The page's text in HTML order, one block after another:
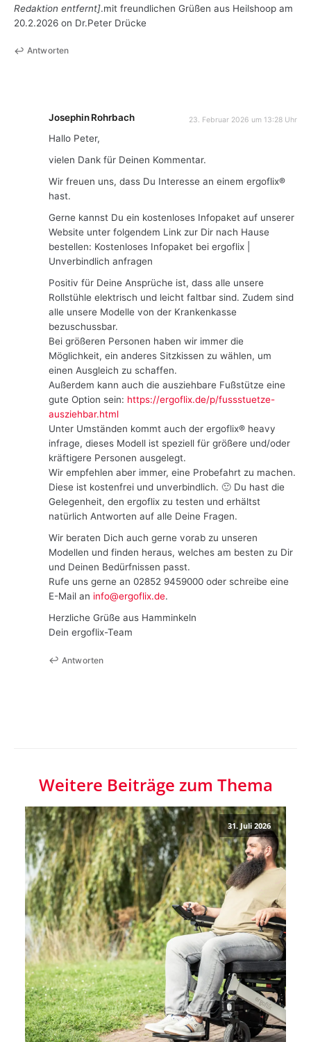
Redaktion entfernt].mit freundlichen Grüßen aus Heilshoop am
20.2.2026 on Dr.Peter Drücke
Antworten
Josephin Rohrbach 23. Februar 2026 um 13:28 Uhr
Hallo Peter,
vielen Dank für Deinen Kommentar.
Wir freuen uns, dass Du Interesse an einem ergoflix®
hast.
Gerne kannst Du ein kostenloses Infopaket auf unserer
Website unter folgendem Link zur Dir nach Hause
bestellen: Kostenloses Infopaket bei ergoflix |
Unverbindlich anfragen
Positiv für Deine Ansprüche ist, dass alle unsere
Rollstühle elektrisch und leicht faltbar sind. Zudem sind
alle unsere Modelle von der Krankenkasse
bezuschussbar.
Bei größeren Personen haben wir immer die
Möglichkeit, ein anderes Sitzkissen zu wählen, um
einen Ausgleich zu schaffen.
Außerdem kann auch die ausziehbare Fußstütze eine
gute Option sein: https://ergoflix.de/p/fussstuetze-
ausziehbar.html
Unter Umständen kommt auch der ergoflix® heavy
infrage, dieses Modell ist speziell für größere und/oder
kräftigere Personen ausgelegt.
Wir empfehlen aber immer, eine Probefahrt zu machen.
Diese ist kostenfrei und unverbindlich. 🙂 Du hast die
Gelegenheit, den ergoflix zu testen und erhältst
natürlich Antworten auf alle Deine Fragen.
Wir beraten Dich auch gerne vorab zu unseren
Modellen und finden heraus, welches am besten zu Dir
und Deinen Bedürfnissen passt.
Rufe uns gerne an 02852 9459000 oder schreibe eine
E-Mail an info@ergoflix.de.
Herzliche Grüße aus Hamminkeln
Dein ergoflix-Team
Antworten
Weitere Beiträge zum Thema
31. Juli 2026